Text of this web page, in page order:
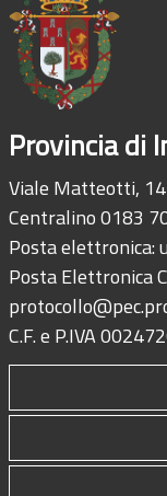
Provincia di
Viale Matteotti,
Centralino 0183
Posta elettronica:
Posta Elettronica
C.F. e P.IVA